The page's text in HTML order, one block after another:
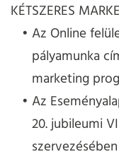
KÉTSZERES
Az Online
pályamunka
marketing
Az
20. jubileumi
szervezésében